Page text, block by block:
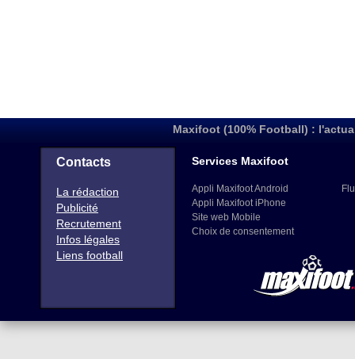
Maxifoot (100% Football) :
Contacts
La rédaction
Publicité
Recrutement
Infos légales
Liens football
Services Maxifoot
Appli Maxifoot Android
Appli Maxifoot iPhone
Site web Mobile
Choix de consentement